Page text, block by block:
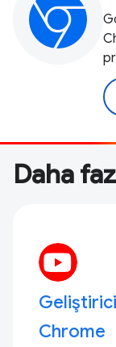
Daha
Chrome